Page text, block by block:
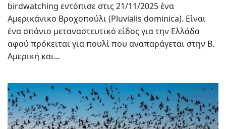
birdwatching εντόπισε στις 21/11/2025 ένα
Αμερικάνικο Βροχοπούλι (Pluvialis dominica). Είναι
ένα σπάνιο μεταναστευτικό είδος για την Ελλάδα
αφού πρόκειται για πουλί που αναπαράγεται στην Β.
Αμερική και...